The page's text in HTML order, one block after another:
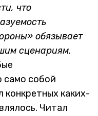
что
обязывает
сценариям.
само собой
конкретных каких-
Читал